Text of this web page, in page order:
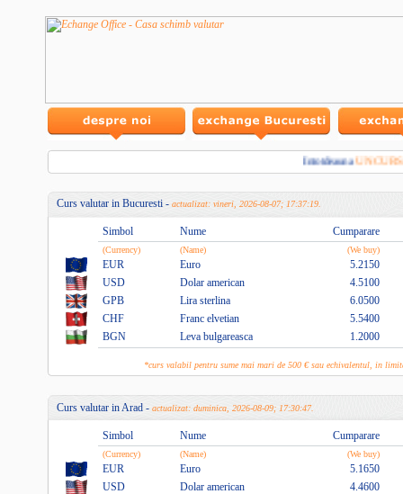
IntotdeaunaUN CURS
Curs valutar in Bucuresti - actualizat: vineri, 2026-08-07; 17:37:19.
Simbol Nume Cumparare
(Currency) (Name) (We buy)
EUR Euro
5.2150
USD
Dolar american
4.5100
GPB
Lira sterlina
6.0500
CHF
Franc elvetian
5.5400
BGN
Leva bulgareasca 1.2000
*curs valabil pentru sume mai mari de 500 € sau echivalentul, in
Curs valutar in Arad - actualizat: duminica, 2026-08-09; 17:30:47.
Simbol Nume Cumparare
(Currency) (Name) (We buy)
EUR Euro
5.1650
USD
Dolar american
4.4600